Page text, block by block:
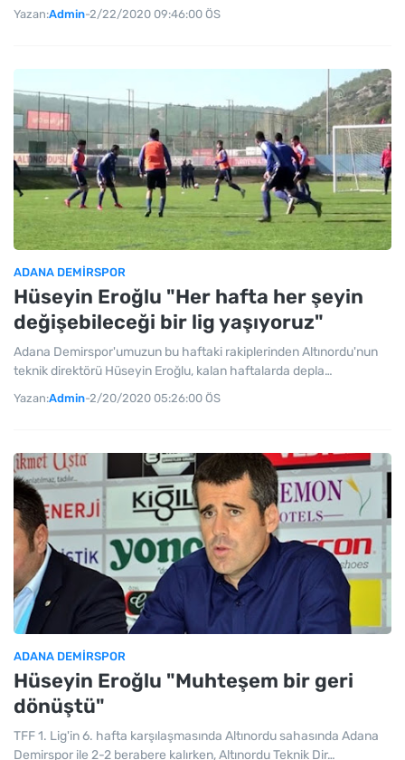
Yazan:Admin-2/22/2020 09:46:00 ÖS
ADANA DEMIRSPOR
Hüseyin Eroğlu "Her hafta her şeyin
değişebileceği bir lig yaşıyoruz"
Adana Demirspor'umuzun bu haftaki rakiplerinden Altınordu'nun
teknik direktörü Hüseyin Eroğlu, kalan haftalarda depla…
Yazan:Admin-2/20/2020 05:26:00 ÖS
ADANA DEMIRSPOR
Hüseyin Eroğlu "Muhteşem bir geri
dönüştü"
TFF 1. Lig'in 6. hafta karşılaşmasında Altınordu sahasında Adana
Demirspor ile 2-2 berabere kalırken, Altınordu Teknik Dir…